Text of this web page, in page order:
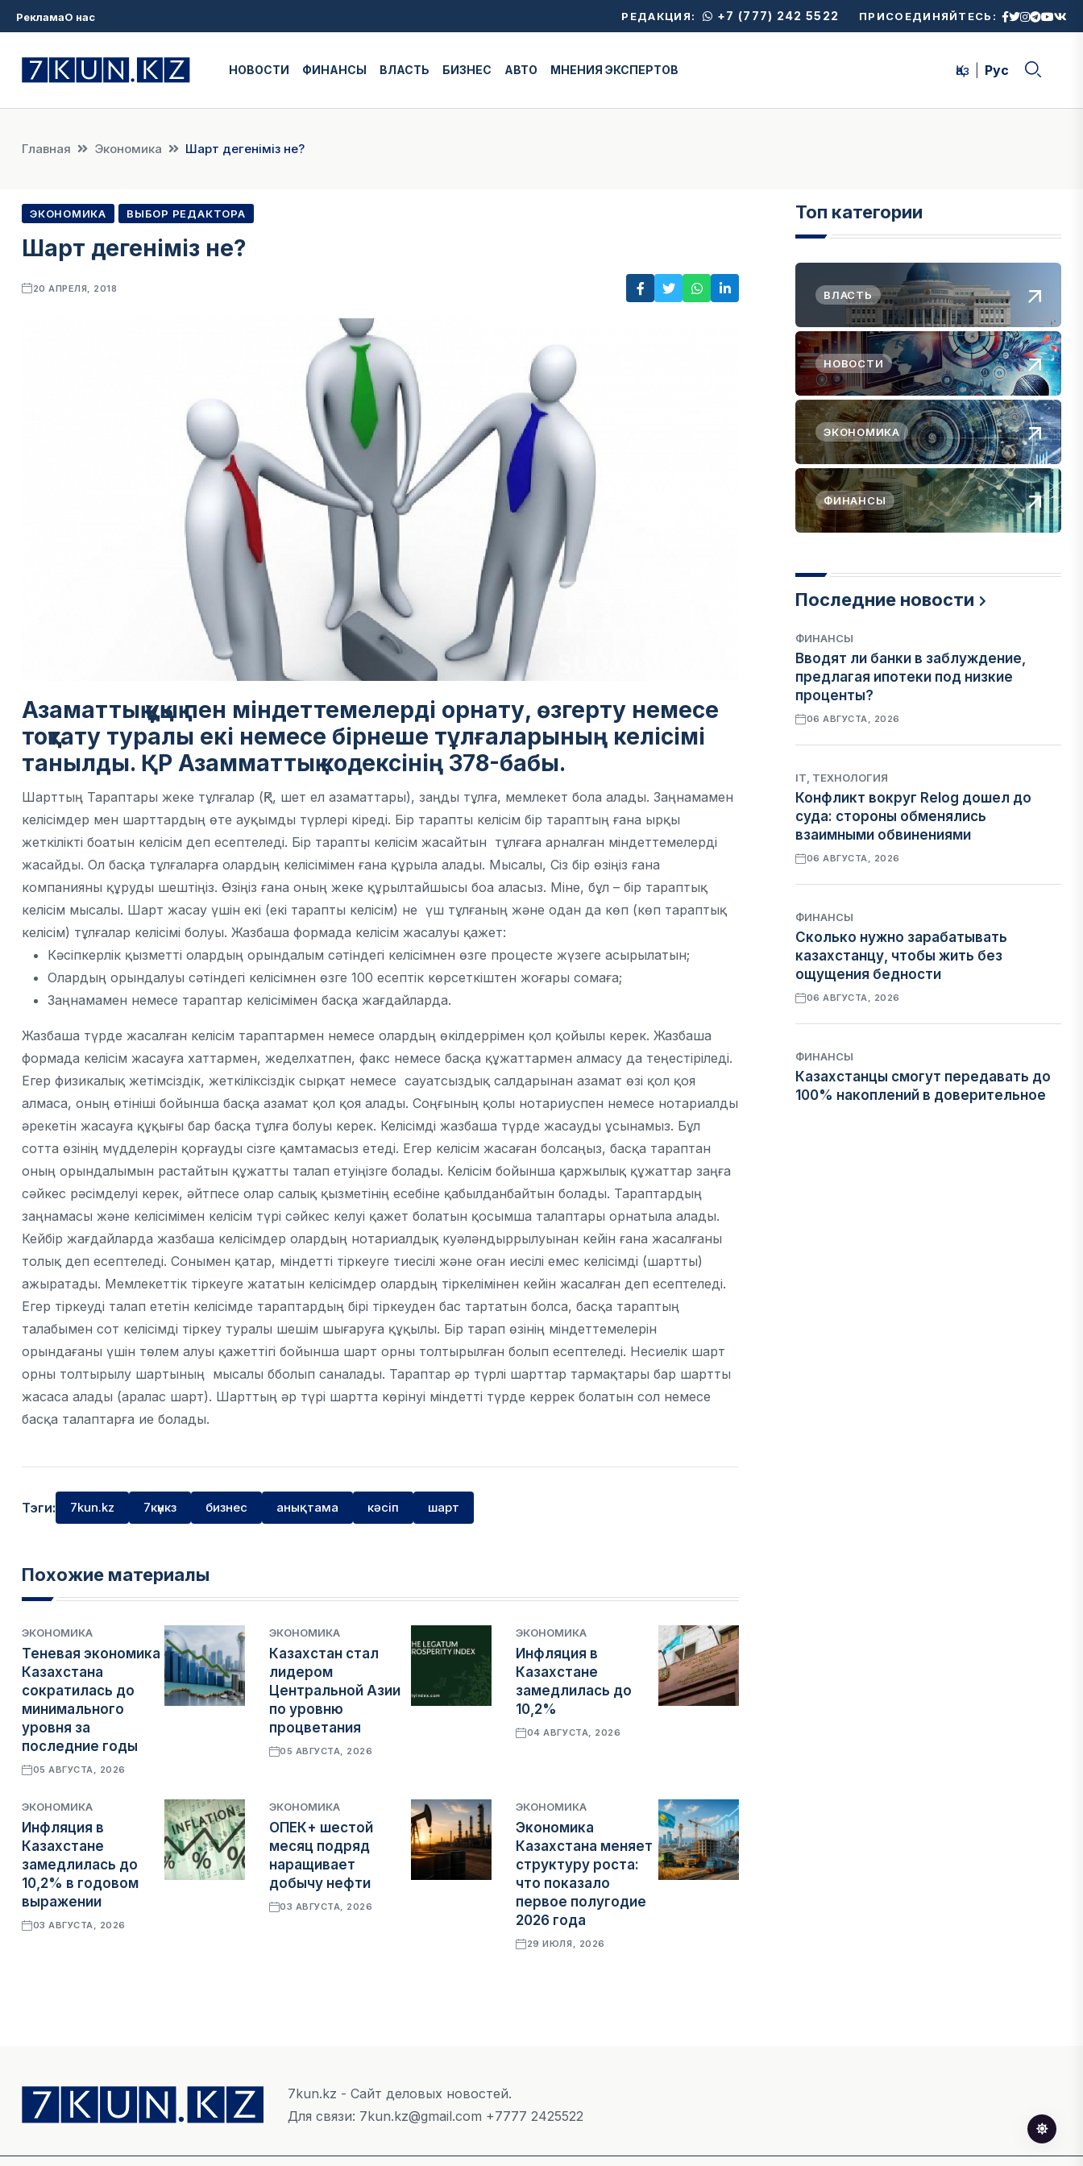
РекламаО нас РЕДАКЦИЯ: +7 (777) 242 5522 ПРИСОЕДИНЯЙТЕСЬ:
НОВОСТИ ФИНАНСЫ ВЛАСТЬ БИЗНЕС АВТО МНЕНИЯ ЭКСПЕРТОВ Қаз Рус
Главная Экономика Шарт дегеніміз не?
ЭКОНОМИКА ВЫБОР РЕДАКТОРА
Шарт дегеніміз не?
20 АПРЕЛЯ, 2018
Азаматтық құқық пен міндеттемелерді орнату, өзгерту немесе
тоқтату туралы екі немесе бірнеше тұлғаларының келісімі
танылды. ҚР Азамматтық кодексінің 378-бабы.
Шарттың Тараптары жеке тұлғалар (ҚР, шет ел азаматтары), заңды тұлға, мемлекет бола алады. Заңнамамен
келісімдер мен шарттардың өте ауқымды түрлері кіреді. Бір тарапты келісім бір тараптың ғана ырқы
жеткілікті боатын келісім деп есептеледі. Бір тарапты келісім жасайтын тұлғаға арналған міндеттемелерді
жасайды. Ол басқа тұлғаларға олардың келісімімен ғана құрыла алады. Мысалы, Сіз бір өзіңіз ғана
компанияны құруды шештіңіз. Өзіңіз ғана оның жеке құрылтайшысы боа аласыз. Міне, бұл – бір тараптық
келісім мысалы. Шарт жасау үшін екі (екі тарапты келісім) не үш тұлғаның және одан да көп (көп тараптық
келісім) тұлғалар келісімі болуы. Жазбаша формада келісім жасалуы қажет:
Кәсіпкерлік қызметті олардың орындалым сәтіндегі келісімнен өзге процесте жүзеге асырылатын;
Олардың орындалуы сәтіндегі келісімнен өзге 100 есептік көрсеткіштен жоғары сомаға;
Заңнамамен немесе тараптар келісімімен басқа жағдайларда.
Жазбаша түрде жасалған келісім тараптармен немесе олардың өкілдеррімен қол қойылы керек. Жазбаша
формада келісім жасауға хаттармен, жеделхатпен, факс немесе басқа құжаттармен алмасу да теңестіріледі.
Егер физикалық жетімсіздік, жеткіліксіздік сырқат немесе сауатсыздық салдарынан азамат өзі қол қоя
алмаса, оның өтініші бойынша басқа азамат қол қоя алады. Соңғының қолы нотариуспен немесе нотариалды
әрекетін жасауға құқығы бар басқа тұлға болуы керек. Келісімді жазбаша түрде жасауды ұсынамыз. Бұл
сотта өзінің мүдделерін қорғауды сізге қамтамасыз етеді. Егер келісім жасаған болсаңыз, басқа тараптан
оның орындалымын растайтын құжатты талап етуіңізге болады. Келісім бойынша қаржылық құжаттар заңға
сәйкес рәсімделуі керек, әйтпесе олар салық қызметінің есебіне қабылданбайтын болады. Тараптардың
заңнамасы және келісімімен келісім түрі сәйкес келуі қажет болатын қосымша талаптары орнатыла алады.
Кейбір жағдайларда жазбаша келісімдер олардың нотариалдық куәләндыррылуынан кейін ғана жасалғаны
толық деп есептеледі. Сонымен қатар, міндетті тіркеуге тиесілі және оған иесілі емес келісімді (шартты)
ажыратады. Мемлекеттік тіркеуге жататын келісімдер олардың тіркелімінен кейін жасалған деп есептеледі.
Егер тіркеуді талап ететін келісімде тараптардың бірі тіркеуден бас тартатын болса, басқа тараптың
талабымен сот келісімді тіркеу туралы шешім шығаруға құқылы. Бір тарап өзінің міндеттемелерін
орындағаны үшін төлем алуы қажеттігі бойынша шарт орны толтырылған болып есептеледі. Несиелік шарт
орны толтырылу шартының мысалы бболып саналады. Тараптар әр түрлі шарттар тармақтары бар шартты
жасаса алады (аралас шарт). Шарттың әр түрі шартта көрінуі міндетті түрде керрек болатын сол немесе
басқа талаптарға ие болады.
Тэги: 7kun.kz 7күнкз бизнес анықтама кәсіп шарт
Похожие материалы
ЭКОНОМИКА
Теневая экономика
Казахстана
сократилась до
минимального
уровня за
последние годы
05 АВГУСТА, 2026
ЭКОНОМИКА
Казахстан стал
лидером
Центральной Азии
по уровню
процветания
05 АВГУСТА, 2026
ЭКОНОМИКА
Инфляция в
Казахстане
замедлилась до
10,2%
04 АВГУСТА, 2026
ЭКОНОМИКА
Инфляция в
Казахстане
замедлилась до
10,2% в годовом
выражении
03 АВГУСТА, 2026
ЭКОНОМИКА
ОПЕК+ шестой
месяц подряд
наращивает
добычу нефти
03 АВГУСТА, 2026
ЭКОНОМИКА
Экономика
Казахстана меняет
структуру роста:
что показало
первое полугодие
2026 года
29 ИЮЛЯ, 2026
Топ категории
ВЛАСТЬ
НОВОСТИ
ЭКОНОМИКА
ФИНАНСЫ
Последние новости
ФИНАНСЫ
Вводят ли банки в заблуждение,
предлагая ипотеки под низкие
проценты?
06 АВГУСТА, 2026
IT, ТЕХНОЛОГИЯ
Конфликт вокруг Relog дошел до
суда: стороны обменялись
взаимными обвинениями
06 АВГУСТА, 2026
ФИНАНСЫ
Сколько нужно зарабатывать
казахстанцу, чтобы жить без
ощущения бедности
06 АВГУСТА, 2026
ФИНАНСЫ
Казахстанцы смогут передавать до
100% накоплений в доверительное
В Алатау создадут экосистему по
производству экологичного
7kun.kz - Сайт деловых новостей.
Для связи: 7kun.kz@gmail.com +7777 2425522